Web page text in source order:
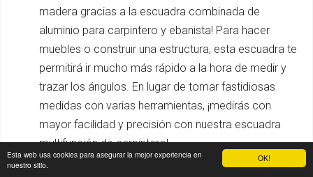
OK!
Esta web usa cookies para asegurar la mejor experiencia en
nuestro sitio.
madera gracias a la escuadra combinada de
aluminio para carpintero y ebanista! Para hacer
muebles o construir una estructura, esta escuadra te
permitirá ir mucho más rápido a la hora de medir y
trazar los ángulos. En lugar de tomar fastidiosas
medidas con varias herramientas, ¡medirás con
mayor facilidad y precisión con nuestra escuadra
multifunción de carpintero!